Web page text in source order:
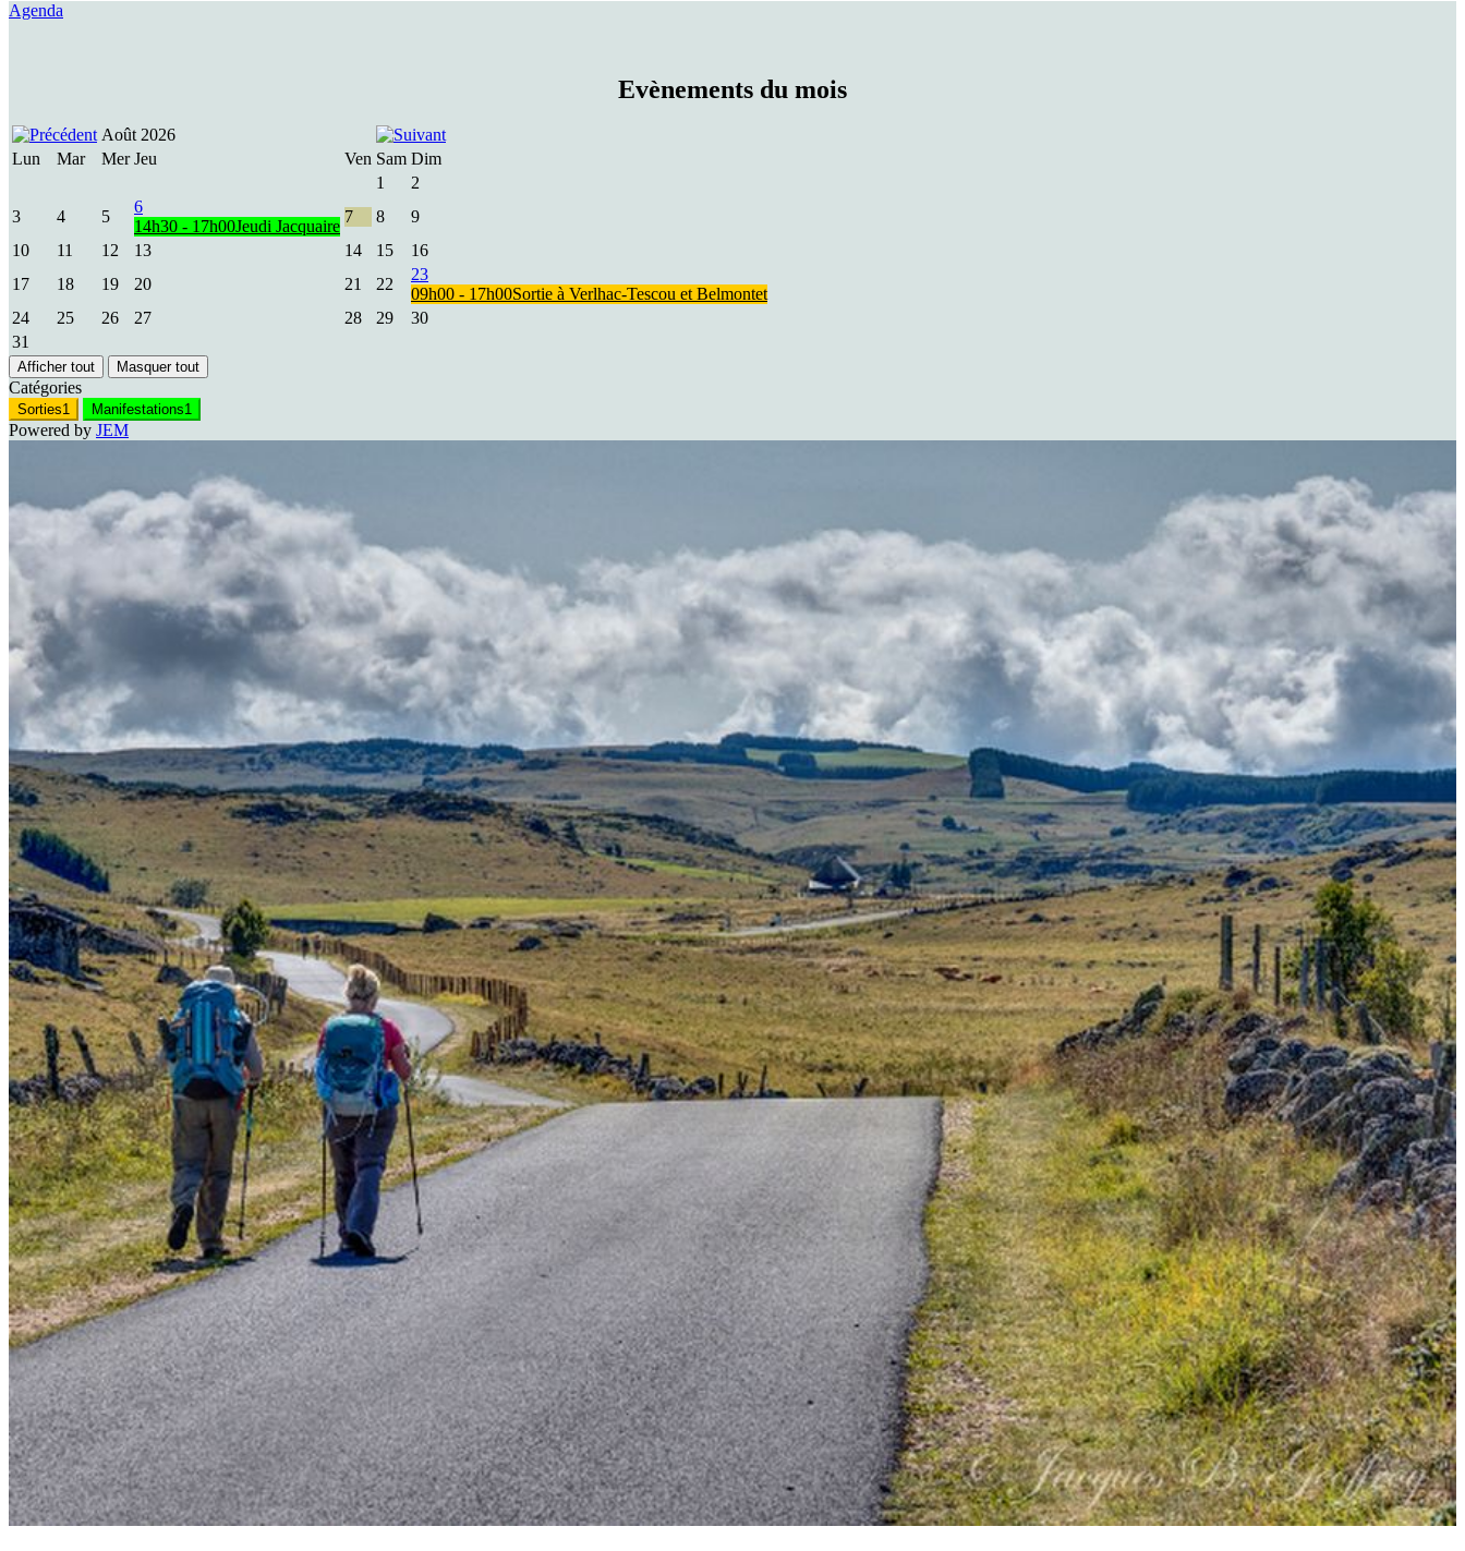
Agenda
Evènements du mois
Août 2026
Lun
Mar Mer Jeu Ven Sam Dim
1
2
3
4 5
6
14h30 - 17h00Jeudi Jacquaire
7 8
9
10
11 12 13 14 15
16
17
18 19 20 21 22
23
09h00 - 17h00Sortie à Verlhac-Tescou et Belmontet
24
25 26 27 28 29
30
31
Afficher tout Masquer tout
Catégories
Sorties1 Manifestations1
Powered by JEM